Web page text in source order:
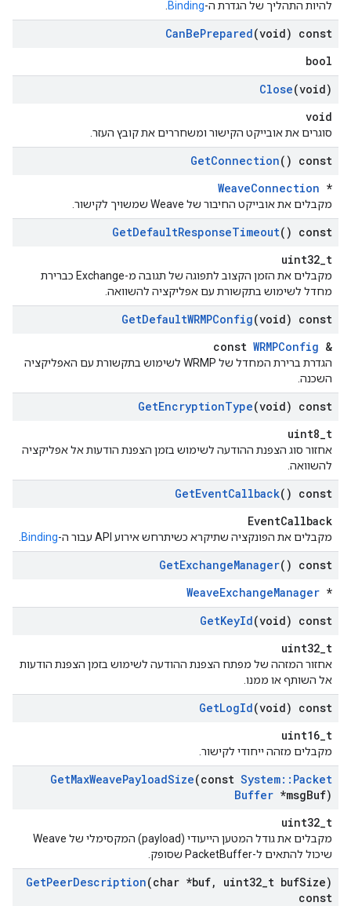
להיות התהליך של הגדרת ה-Binding
CanBePrepared(void) const
bool
Close(void)
void
סוגרים את אובייקט הקישור ומשחררים את קובץ העזר.
GetConnection() const
WeaveConnection *
מקבלים את אובייקט החיבור של Weave שמשויך לקישור.
GetDefaultResponseTimeout() const
uint32_t
מקבלים את הזמן הקצוב לתפוגה של תגובה מ-Exchange כברירת
מחדל לשימוש בתקשורת עם אפליקציה להשוואה.
GetDefaultWRMPConfig(void) const
const WRMPConfig &
הגדרת ברירת המחדל של WRMP לשימוש בתקשורת עם האפליקציה
השכנה.
GetEncryptionType(void) const
uint8_t
אחזור סוג הצפנת ההודעה לשימוש בזמן הצפנת הודעות אל אפליקציה
להשוואה.
GetEventCallback() const
EventCallback
מקבלים את הפונקציה שתיקרא כשיתרחש אירוע API עבור ה- Binding
GetExchangeManager() const
WeaveExchangeManager *
GetKeyId(void) const
uint32_t
אחזור המזהה של מפתח הצפנת ההודעה לשימוש בזמן הצפנת הודעות
אל השותף או ממנו.
GetLogId(void) const
uint16_t
מקבלים מזהה ייחודי לקישור.
GetMaxWeavePayloadSize(const System:: Packet
Buffer *msgBuf)
uint32_t
מקבלים את גודל המטען הייעודי (payload) המקסימלי של Weave
שיכול להתאים ל-PacketBuffer שסופק.
GetPeerDescription(char *buf, uint32 t bufSize)
const